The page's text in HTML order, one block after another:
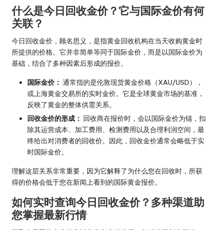
什么是今日回收金价？它与国际金价有何
关联？
今日回收金价，顾名思义，是指黄金回收机构在当天收购黄金时
所提供的价格。它并非简单等同于国际金价，而是以国际金价为
基础，结合了多种因素后形成的报价。
国际金价： 通常指的是伦敦现货黄金价格（XAU/USD），
或上海黄金交易所的实时金价。它是全球黄金市场的基准，
反映了黄金的整体供需关系。
回收金价的形成： 回收商在报价时，会以国际金价为锚，扣
除其运营成本、加工费用、检测费用以及合理利润空间，最
终给出对消费者的回收价。因此，回收金价通常会略低于实
时国际金价。
理解这层关系非常重要，因为它解释了为什么您在回收时，所获
得的价格会低于您在新闻上看到的国际黄金报价。
如何实时查询今日回收金价？多种渠道助
您掌握最新行情